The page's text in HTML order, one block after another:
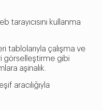
tarayıcısını kullanma
tablolarıyla çalışma ve
görselleştirme gibi
aşinalık.
aracılığıyla